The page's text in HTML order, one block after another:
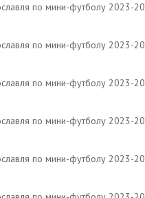
по мини-футболу 2023-
по мини-футболу 2023-
по мини-футболу 2023-
по мини-футболу 2023-
по мини-футболу 2023-